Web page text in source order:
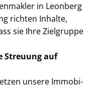
in Leonberg
richten Inhalte,
sie Ihre Zielgruppe
Streuung auf
unsere Im­mo­bi­